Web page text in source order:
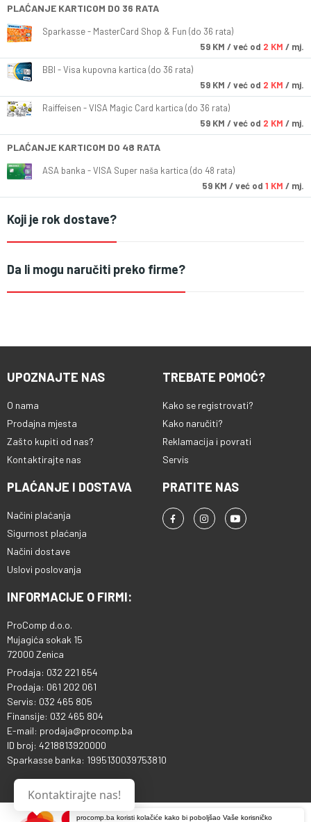
procomp.ba koristi kolačiće kako bi poboljšao Vaše korisničko
PLAĆANJE KARTICOM DO 36 RATA
Sparkasse - MasterCard Shop & Fun (do 36 rata)
59 KM / već od 2 KM / mj.
BBI - Visa kupovna kartica (do 36 rata)
59 KM / već od 2 KM / mj.
Raiffeisen - VISA Magic Card kartica (do 36 rata)
59 KM / već od 2 KM / mj.
PLAĆANJE KARTICOM DO 48 RATA
ASA banka - VISA Super naša kartica (do 48 rata)
59 KM / već od 1 KM / mj.
Koji je rok dostave?
Da li mogu naručiti preko firme?
UPOZNAJTE NAS
O nama
Prodajna mjesta
Zašto kupiti od nas?
Kontaktirajte nas
TREBATE POMOĆ?
Kako se registrovati?
Kako naručiti?
Reklamacija i povrati
Servis
PLAĆANJE I DOSTAVA
Načini plaćanja
Sigurnost plaćanja
Načini dostave
Uslovi poslovanja
PRATITE NAS
INFORMACIJE O FIRMI:
ProComp d.o.o.
Mujagića sokak 15
72000 Zenica
Prodaja: 032 221 654
Prodaja: 061 202 061
Servis: 032 465 805
Finansije: 032 465 804
E-mail: prodaja@procomp.ba
ID broj: 4218813920000
Sparkasse banka: 1995130039753810
Kontaktirajte nas!